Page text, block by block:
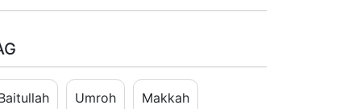
Umroh Makkah